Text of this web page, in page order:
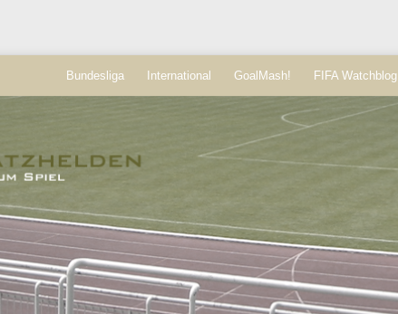
Bundesliga International GoalMash! FIFA Watchblog